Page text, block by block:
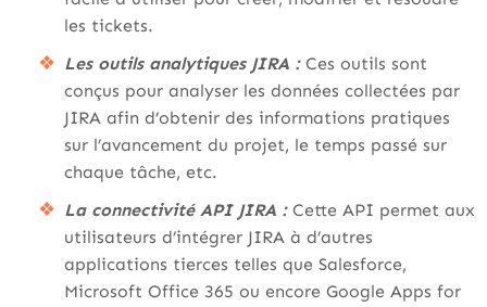
les tickets.
Les outils analytiques JIRA :Ces outils sont
conçus pour analyser les données collectées par
JIRA afin d’obtenir des informations pratiques
sur l’avancement du projet, le temps passé sur
chaque tâche, etc.
La connectivité API JIRA : Cette API permet aux
utilisateurs d’intégrer JIRA à d’autres
applications tierces telles que Salesforce,
Microsoft Office 365 ou encore Google Apps for